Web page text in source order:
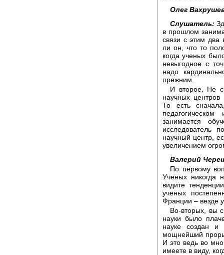
Олег
Слушатель:
в прошлом
связи с этим два
ли он, что то
когда ученых
невыгодное с
надо
прежним.
И второе. Не
научных
То есть
занимается
исследователь
научный центр,
увеличением
Валерий
По первому
Ученых никогда
видите
ученых
Франции – везде
Во-вторых, вы
науки было
науке создан и
мощнейший
И это ведь во
имеете в виду,